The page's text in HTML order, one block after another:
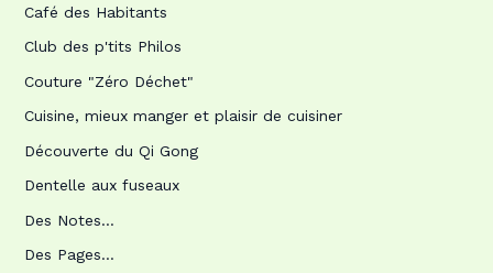
Café des Habitants
Club des p'tits Philos
Couture "Zéro Déchet"
Cuisine, mieux manger et plaisir de cuisiner
Découverte du Qi Gong
Dentelle aux fuseaux
Des Notes…
Des Pages…